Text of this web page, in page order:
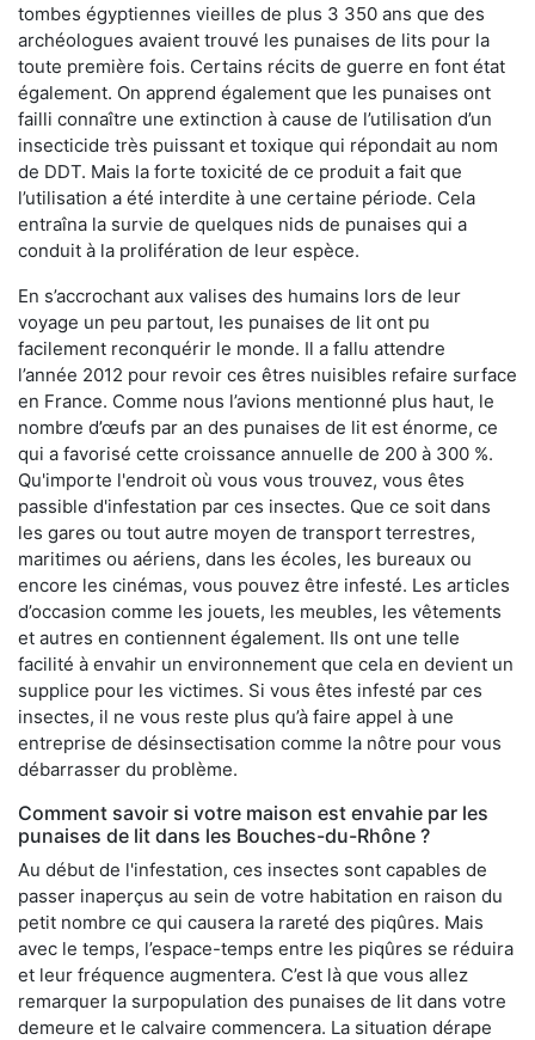
tombes égyptiennes vieilles de plus 3 350 ans que des
archéologues avaient trouvé les punaises de lits pour la
toute première fois. Certains récits de guerre en font état
également. On apprend également que les punaises ont
failli connaître une extinction à cause de l’utilisation d’un
insecticide très puissant et toxique qui répondait au nom
de DDT. Mais la forte toxicité de ce produit a fait que
l’utilisation a été interdite à une certaine période. Cela
entraîna la survie de quelques nids de punaises qui a
conduit à la prolifération de leur espèce.
En s’accrochant aux valises des humains lors de leur
voyage un peu partout, les punaises de lit ont pu
facilement reconquérir le monde. Il a fallu attendre
l’année 2012 pour revoir ces êtres nuisibles refaire surface
en France. Comme nous l’avions mentionné plus haut, le
nombre d’œufs par an des punaises de lit est énorme, ce
qui a favorisé cette croissance annuelle de 200 à 300 %.
Qu'importe l'endroit où vous vous trouvez, vous êtes
passible d'infestation par ces insectes. Que ce soit dans
les gares ou tout autre moyen de transport terrestres,
maritimes ou aériens, dans les écoles, les bureaux ou
encore les cinémas, vous pouvez être infesté. Les articles
d’occasion comme les jouets, les meubles, les vêtements
et autres en contiennent également. Ils ont une telle
facilité à envahir un environnement que cela en devient un
supplice pour les victimes. Si vous êtes infesté par ces
insectes, il ne vous reste plus qu’à faire appel à une
entreprise de désinsectisation comme la nôtre pour vous
débarrasser du problème.
Comment savoir si votre maison est envahie par les
punaises de lit dans les Bouches-du-Rhône ?
Au début de l'infestation, ces insectes sont capables de
passer inaperçus au sein de votre habitation en raison du
petit nombre ce qui causera la rareté des piqûres. Mais
avec le temps, l’espace-temps entre les piqûres se réduira
et leur fréquence augmentera. C’est là que vous allez
remarquer la surpopulation des punaises de lit dans votre
demeure et le calvaire commencera. La situation dérape